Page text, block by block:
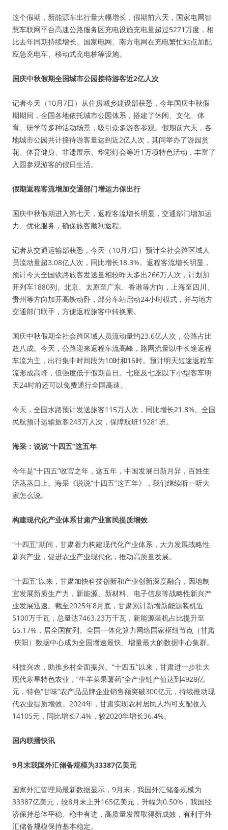
这个假期，新能源车出行量大幅增长，假期前六天，国家电网智
慧车联网平台高速公路服务区充电设施充电量超过5271万度，相
比去年同期持续增长。国家电网、南方电网在充电繁忙站点加配
应急充电车、移动式充电桩等设施。
国庆中秋假期全国城市公园接待游客近2亿人次
记者今天（10月7日）从住房城乡建设部获悉，今年国庆中秋假
期期间，全国各地依托城市公园体系，搭建了休闲、文化、体
育、研学等多种活动场景，吸引众多游客参观。假期前六天，各
地城市公园共计接待游客量达到近2亿人次，其间举办了游园赏
花、体育健身、非遗展示、华彩灯会等近1万项特色活动，丰富了
入园参观游客的假日生活。
假期返程客流增加交通部门增运力保出行
国庆中秋假期进入第七天，返程客流增长明显，交通部门增加运
力、优化服务，确保旅客顺利返程。
记者从交通运输部获悉，今天（10月7日）预计全社会跨区域人
员流动量超3.08亿人次，同比增长18.3%。返程客流增长明显，
预计今天全国铁路旅客发送量相较昨天多出266万人次，计划加
开列车1880列。北京、太原至广东、香港等方向，上海至四川、
贵州等方向加开高铁动卧，部分车站启动24小时模式，并与地方
交通部门联手，方便返程旅客中转换乘。
国庆中秋假期全社会跨区域人员流动量约23.6亿人次，公路占比
超八成。今天，公路迎来返程车流高峰，路网流量以中长途返程
车流为主，出行集中时间段为10时和16时。预计明天短途返程车
流形成高峰，但强度低于假期首日。七座及七座以下小型客车明
天24时前还可以免费通行全国高速。
今天，全国水路预计发送旅客115万人次，同比增长21.8%。全国
民航预计运输旅客243万人次，保障航班19281班。
海采：说说“十四五”这五年
今年是“十四五”收官之年，这五年，中国发展日新月异，百姓生
活蒸蒸日上。海采《说说“十四五”这五年》，我们继续听一听大
家怎么说。
构建现代化产业体系甘肃产业富民提质增效
“十四五”期间，甘肃着力构建现代化产业体系，大力发展战略性
新兴产业，促进农业产业现代化，推动高质量发展。
“十四五”以来，甘肃加快科技创新和产业创新深度融合，因地制
宜发展新质生产力，新能源、新材料、电子信息等战略性新兴产
业发展迅速。截至2025年8月底，甘肃累计新增新能源装机近
5100万千瓦，总量达7463.23万千瓦，新能源装机占比提升至
65.17%，居全国前列。全国一体化算力网络国家枢纽节点（甘肃
·庆阳）数据中心成为全国增速最快、增量最大的数据中心集群。
科技兴农，助推乡村全面振兴。“十四五”以来，甘肃进一步壮大
现代寒旱特色农业，“牛羊菜果薯药”全产业链产值达到4928亿
元，特色“甘味”农产品品牌企业销售额突破300亿元，持续推动现
代农业提质增效。2024年，甘肃实现农村居民人均可支配收入
14105元，同比增长7.4%，较2020年增长36.4%。
国内联播快讯
9月末我国外汇储备规模为33387亿美元
国家外汇管理局最新数据显示，9月末，我国外汇储备规模为
33387亿美元，较8月末上升165亿美元，升幅为0.50%，我国经
济保持总体平稳、稳中有进，高质量发展取得新成效，有利于外
汇储备规模保持基本稳定。